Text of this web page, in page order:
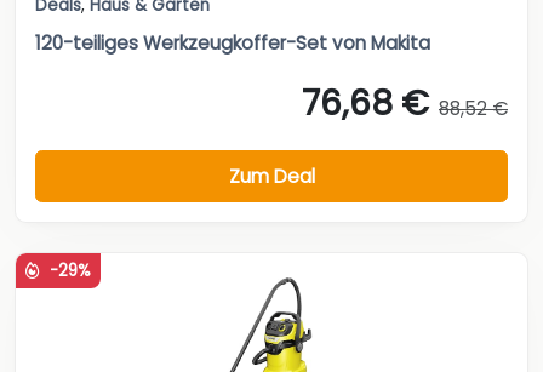
Deals, Haus & Garten
120-teiliges Werkzeugkoffer-Set von Makita
76,68 € 88,52 €
Zum Deal
-29%